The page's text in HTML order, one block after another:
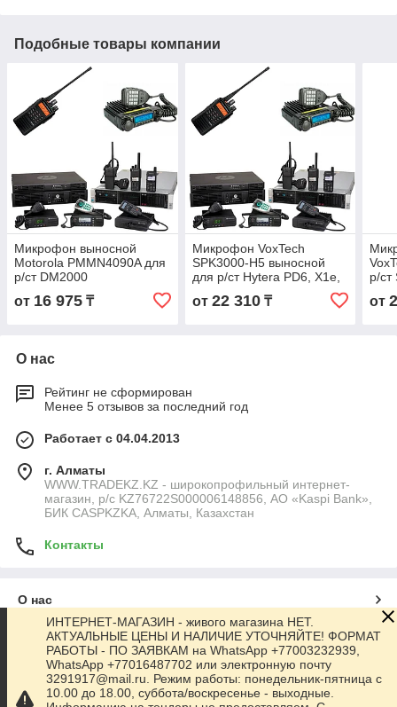
Подобные товары компании
Микрофон выносной
Motorola PMMN4090A для
р/ст DM2000
от 16 975 ₸
Микрофон VoxTech
SPK3000-H5 выносной
для р/ст Hytera PD6, X1e,
от 22 310₸
р/ст
от
О нас
Рейтинг не сформирован
Менее 5 отзывов за последний год
Работает с 04.04.2013
г. Алматы
WWW.TRADEKZ.KZ - широкопрофильный интернет-
магазин, р/с KZ76722S000006148856, АО «Kaspi Bank»,
БИК CASPKZKA, Алматы, Казахстан
Контакты
О нас
Контакты
Доставка и оплата
ИНТЕРНЕТ-МАГАЗИН - живого магазина НЕТ.
АКТУАЛЬНЫЕ ЦЕНЫ И НАЛИЧИЕ УТОЧНЯЙТЕ! ФОРМАТ
РАБОТЫ - ПО ЗАЯВКАМ на WhatsApp +77003232939,
WhatsApp +77016487702 или электронную почту
3291917@mail.ru. Режим работы: понедельник-пятница с
10.00 до 18.00, суббота/воскресенье - выходные.